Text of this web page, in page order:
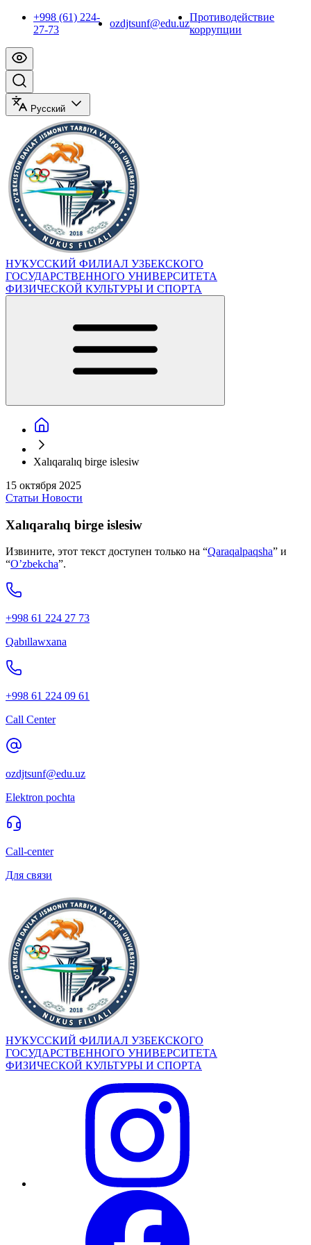
+998 (61) 224-
27-73
ozdjtsunf@edu.uz
Противодействие
коррупции
Русский
НУКУССКИЙ ФИЛИАЛ УЗБЕКСКОГО
ГОСУДАРСТВЕННОГО УНИВЕРСИТЕТА
ФИЗИЧЕСКОЙ КУЛЬТУРЫ И СПОРТА
Xalıqaralıq birge islesiw
15 октября 2025
Статьи Новости
Xalıqaralıq birge islesiw
Извините, этот текст доступен только на “Qaraqalpaqsha” и
“O’zbekcha”.
+998 61 224 27 73
Qabıllawxana
+998 61 224 09 61
Call Center
ozdjtsunf@edu.uz
Elektron pochta
Call-center
Для связи
НУКУССКИЙ ФИЛИАЛ УЗБЕКСКОГО
ГОСУДАРСТВЕННОГО УНИВЕРСИТЕТА
ФИЗИЧЕСКОЙ КУЛЬТУРЫ И СПОРТА